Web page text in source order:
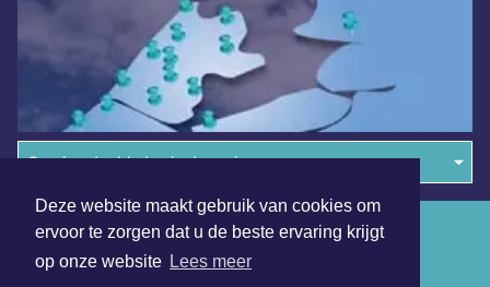
Deze website maakt gebruik van cookies om
ervoor te zorgen dat u de beste ervaring krijgt
op onze website Lees meer
Overige dagbladen in de regio
Algemene voorwaarden
Disclaimer